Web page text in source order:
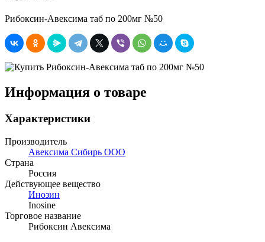
Рибоксин-Авексима таб по 200мг №50
Информация о товаре
Характеристики
Производитель
Авексима Сибирь ООО
Страна
Россия
Действующее вещество
Инозин
Inosine
Торговое название
Рибоксин Авексима